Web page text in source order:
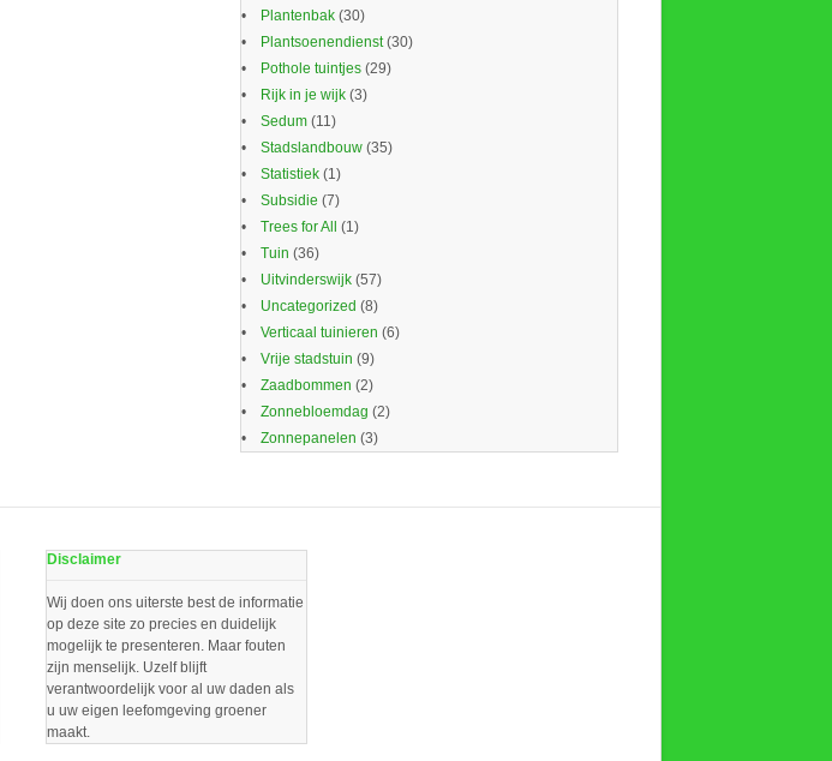
Plantenbak(30)
Plantsoenendienst(30)
Pothole tuintjes(29)
Rijk in je wijk(3)
Sedum(11)
Stadslandbouw(35)
Statistiek(1)
Subsidie (7)
Trees for All
(1)
Tuin (36)
Uitvinderswijk(57)
Uncategorized (8)
Verticaal tuinieren (6)
Vrije stadstuin (9)
Zaadbommen (2)
Zonnebloemdag (2)
Zonnepanelen (3)
Disclaimer
Wij doen ons uiterste best de informatie
op deze site zo precies en duidelijk
mogelijk te presenteren. Maar fouten
zijn menselijk. Uzelf blijft
verantwoordelijk voor al uw daden als
u uw eigen leefomgeving groener
maakt.